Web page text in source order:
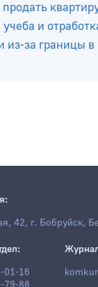
можно
рассказали
положены
42, г. Бобруйск,